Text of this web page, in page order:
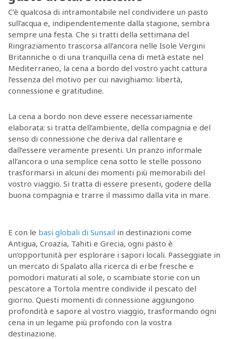
C’è qualcosa di intramontabile nel condividere un pasto
sull’acqua e, indipendentemente dalla stagione, sembra
sempre una festa. Che si tratti della settimana del
Ringraziamento trascorsa all’ancora nelle Isole Vergini
Britanniche o di una tranquilla cena di metà estate nel
Mediterraneo, la cena a bordo del vostro yacht cattura
l’essenza del motivo per cui navighiamo: libertà,
connessione e gratitudine.
La cena a bordo non deve essere necessariamente
elaborata: si tratta dell’ambiente, della compagnia e del
senso di connessione che deriva dal rallentare e
dall’essere veramente presenti. Un pranzo informale
all’ancora o una semplice cena sotto le stelle possono
trasformarsi in alcuni dei momenti più memorabili del
vostro viaggio. Si tratta di essere presenti, godere della
buona compagnia e trarre il massimo dalla vita in mare.
E con le basi globali di Sunsail in destinazioni come
Antigua, Croazia, Tahiti e Grecia, ogni pasto è
un’opportunità per esplorare i sapori locali. Passeggiate in
un mercato di Spalato alla ricerca di erbe fresche e
pomodori maturati al sole, o scambiate storie con un
pescatore a Tortola mentre condivide il pescato del
giorno. Questi momenti di connessione aggiungono
profondità e sapore al vostro viaggio, trasformando ogni
cena in un legame più profondo con la vostra
destinazione.